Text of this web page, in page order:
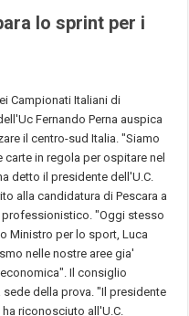
lo sprint per i
Campionati Italiani di
Fernando Perna auspica
il centro-sud Italia. "Siamo
carte in regola per ospitare nel
detto il presidente dell'U.C.
alla candidatura diPescara a
"Oggi stesso
Ministro per lo sport, Luca
nelle nostre aree gia'
Il consiglio
della prova. "Il presidente
riconosciuto all'U.C.